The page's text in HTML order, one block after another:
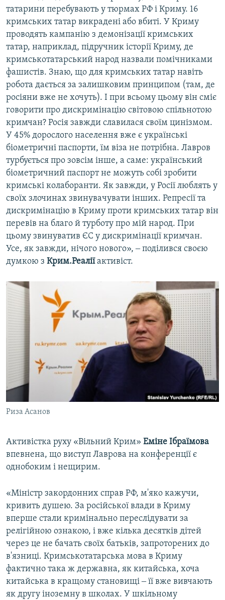
татарини перебувають у тюрмах РФ і Криму. 16
кримських татар викрадені або вбиті. У Криму
проводять кампанію з демонізації кримських
татар, наприклад, підручник історії Криму, де
кримськотатарський народ назвали помічниками
фашистів. Знаю, що для кримських татар навіть
робота дається за залишковим принципом (там, де
росіяни вже не хочуть). І при всьому цьому він сміє
говорити про дискримінацію світовою спільнотою
кримчан? Росія завжди славилася своїм цинізмом.
У 45% дорослого населення вже є українські
біометричні паспорти, їм віза не потрібна. Лавров
турбується про зовсім інше, а саме: український
біометричний паспорт не можуть собі зробити
кримські колаборанти. Як завжди, у Росії люблять у
своїх злочинах звинувачувати інших. Репресії та
дискримінацію в Криму проти кримських татар він
перевів на благо й турботу про мій народ. При
цьому звинуватив ЄС у дискримінації кримчан.
Усе, як завжди, нічого нового», ‒ поділився своєю
думкою з Крим.Реаліїактивіст.
Риза Асанов
Активістка руху «Вільний Крим» Еміне Ібраїмова
впевнена, що виступ Лаврова на конференції є
однобоким і нещирим.
«Міністр закордонних справ РФ, м'яко кажучи,
кривить душею. За російської влади в Криму
вперше стали кримінально переслідувати за
релігійною ознакою, і вже кілька десятків дітей
через це не бачать своїх батьків, запроторених до
в'язниці. Кримськотатарська мова в Криму
фактично така ж державна, як китайська, хоча
китайська в кращому становищі ‒ її вже вивчають
як другу іноземну в школах. У шкільному